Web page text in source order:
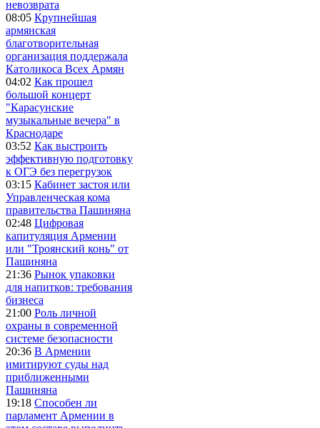
невозврата
08:05 Крупнейшая
армянская
благотворительная
организация поддержала
Католикоса Всех Армян
04:02 Как прошел
большой концерт
"Карасунские
музыкальные вечера" в
Краснодаре
03:52 Как выстроить
эффективную подготовку
к ОГЭ без перегрузок
03:15 Кабинет застоя или
Управленческая кома
правительства Пашиняна
02:48 Цифровая
капитуляция Армении
или "Троянский конь" от
Пашиняна
21:36 Рынок упаковки
для напитков: требования
бизнеса
21:00 Роль личной
охраны в современной
системе безопасности
20:36 В Армении
имитируют суды над
приближенными
Пашиняна
19:18 Способен ли
парламент Армении в